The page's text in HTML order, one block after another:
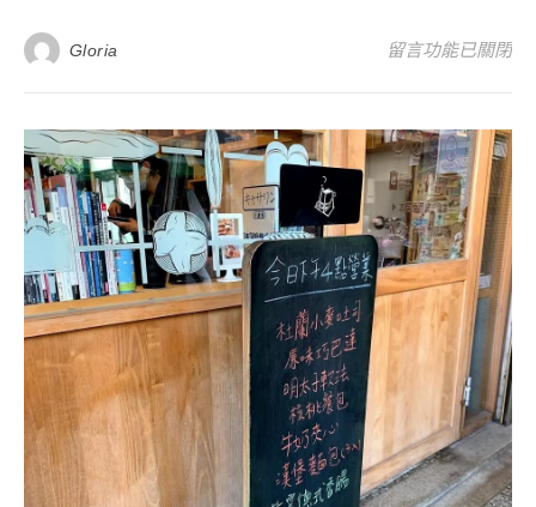
Gloria 在〈屏東墾丁恆
留言功能已關閉